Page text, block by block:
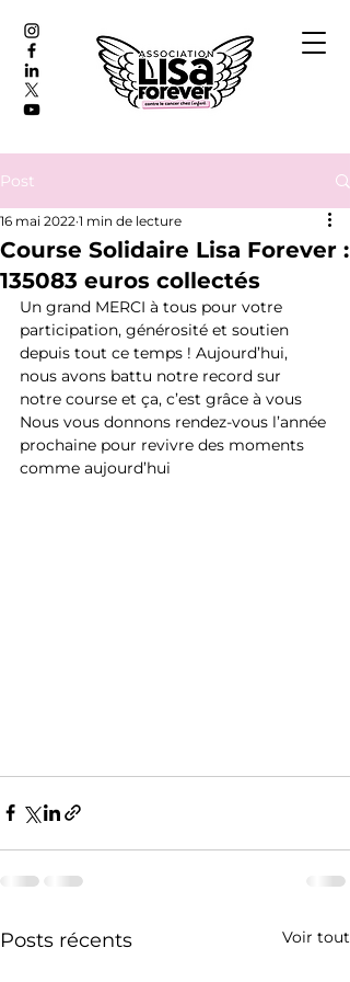
Post
Course Solidaire Lisa Forever :
135083 euros collectés
16 mai 2022 1 min de lecture
Un grand MERCI à tous pour votre
participation, générosité et soutien
depuis tout ce temps ! Aujourd’hui,
nous avons battu notre record sur
notre course et ça, c’est grâce à vous
Nous vous donnons rendez-vous l’année
prochaine pour revivre des moments
comme aujourd’hui
Posts récents Voir tout